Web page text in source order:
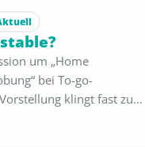
um „Home
bei To-go-
klingt fast zu